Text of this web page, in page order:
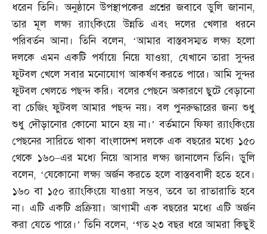
ধরেন তিনি। অনুষ্ঠানে উপস্থাপকের প্রশ্নের জবাবে ডুলি জানান,
তার মূল লক্ষ্য র‌্যাংকিংয়ে উন্নতি এবং দলের খেলার ধরনে
পরিবর্তন আনা। তিনি বলেন, ‘আমার বাস্তবসম্মত লক্ষ্য হলো
দলকে এমন একটি পর্যায়ে নিয়ে যাওয়া, যেখানে তারা সুন্দর
ফুটবল খেলে সবার মনোযোগ আকর্ষণ করতে পারে। আমি সুন্দর
ফুটবল খেলতে পছন্দ করি। বলের পেছনে অকারণে ছুটে বেড়ানো
বা চেজিং ফুটবল আমার পছন্দ নয়। বল পুনরুদ্ধারের জন্য শুধু
শুধু দৌড়ানোর কোনো মানে হয় না।’ বর্তমানে ফিফা র‌্যাংকিংয়ে
পেছনের সারিতে থাকা বাংলাদেশ দলকে এক বছরের মধ্যে ১৫০
থেকে ১৬০–এর মধ্যে নিয়ে আসার লক্ষ্য জানালেন তিনি। ডুলি
বলেন, ‘যেকোনো লক্ষ্য অর্জন করতে হলে বাস্তববাদী হতে হবে।
১৬০ বা ১৫০ র‌্যাংকিংয়ে যাওয়া সম্ভব,তবে তা রাতারাতি হবে
না। এটি একটি প্রক্রিয়া। আগামী এক বছরের মধ্যে এটি অর্জন
করা যেতে পারে।’ তিনি বলেন, ‘গত ২৩ বছর ধরে আমরা কিছুই